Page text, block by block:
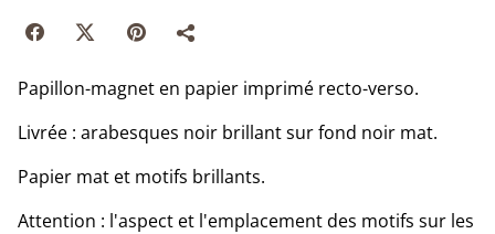
Papillon-magnet en papier imprimé recto-verso.
Livrée : arabesques noir brillant sur fond noir mat.
Papier mat et motifs brillants.
Attention : l'aspect et l'emplacement des motifs sur les